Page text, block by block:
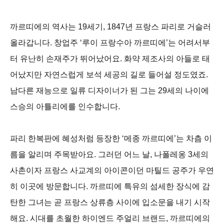
까르띠에의 역사는 19세기, 1847년 프랑스 파리로 거슬러
올라갑니다. 창업주 ‘루이 프랑수아 까르띠에’는 어려서부
터 유난히 손재주가 뛰어났어요. 화약 제조사의 아들로 태
어났지만 자연스럽게 보석 세공의 길로 들어설 정도였죠.
남다른 재능으로 일류 디자이너가 된 그는 29세의 나이에
스승의 아틀리에를 인수합니다.
파리 한복판에 혜성처럼 등장한 ‘메종 까르띠에’는 차츰 이
름을 알리며 주목받아요. 그러던 어느 날, 나폴레옹 3세의
사촌이자 프랑스 사교계의 아이콘이던 마틸드 공주가 우연
히 이곳에 방문합니다. 까르띠에 특유의 섬세한 장식에 감
탄한 그녀는 곧 프랑스 상류층 사이에 입소문을 내기 시작
해요. 시대를 초월한 하이엔드 주얼리 브랜드, 까르띠에의